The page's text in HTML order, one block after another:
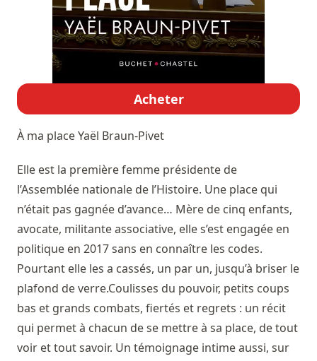
Acheter
À ma placeYaël Braun-Pivet
Elle est la première femme présidente de
l’Assemblée nationale de l’Histoire. Une place qui
n’était pas gagnée d’avance… Mère de cinq enfants,
avocate, militante associative, elle s’est engagée en
politique en 2017 sans en connaître les codes.
Pourtant elle les a cassés, un par un, jusqu’à briser le
plafond de verre.Coulisses du pouvoir, petits coups
bas et grands combats, fiertés et regrets : un récit
qui permet à chacun de se mettre à sa place, de tout
voir et tout savoir. Un témoignage intime aussi, sur